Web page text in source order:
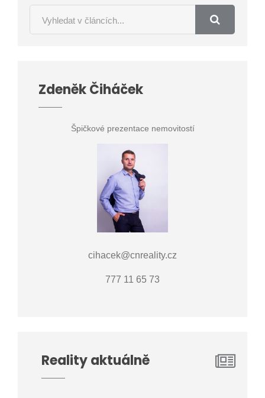
Zdeněk Čiháček
Špičkové prezentace nemovitostí
cihacek@cnreality.cz
777 11 65 73
Reality aktuálně